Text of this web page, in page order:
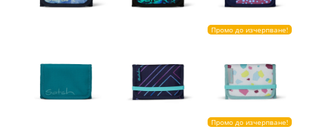
Промо до изчерпване!
Промо до изчерпване!